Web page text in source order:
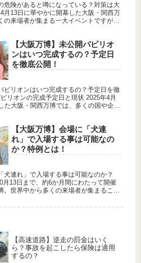
危険があると噂になっている？対策は大
月13日に華やかに開幕した大阪・関西万
の来場者が集まる一大イベントですが、
【大阪万博】未公開パビリオ
ンはいつ完成するの？予定日
を徹底公開！
ビリオンはいつ完成するの？予定日を徹
リオンの完成予定日と現状 2025年4月
た大阪・関西万博では、多くの国や企業
【大阪万博】会場に「犬連
れ」で入場する事は可能なの
か？特例とは！
犬連れ」で入場する事は可能なのか？
月13日まで、約6か月間にわたって開催
。世界中から多くの来場者が集まるこの
【高速道路】逆走の罰金はいく
ら？事故を起こしたら保険は適用
するの？